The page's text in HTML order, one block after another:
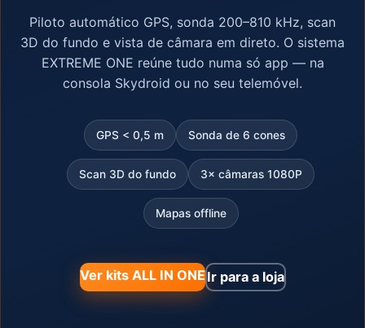
Piloto automático GPS, sonda 200–810 kHz, scan
3D do fundo e vista de câmara em direto. O sistema
EXTREME ONE reúne tudo numa só app — na
consola Skydroid ou no seu telemóvel.
GPS < 0,5 m Sonda de 6 cones
Scan 3D do fundo 3× câmaras 1080P
Mapas offline
Ver kits ALL IN ONEIr para a loja